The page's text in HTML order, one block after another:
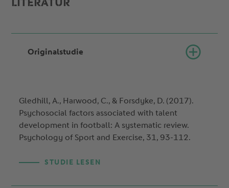
Originalstudie
Gledhill, A., Harwood, C., & Forsdyke, D. (2017).
Psychosocial factors associated with talent
development in football: A systematic review.
Psychology of Sport and Exercise, 31, 93-112.
STUDIE LESEN